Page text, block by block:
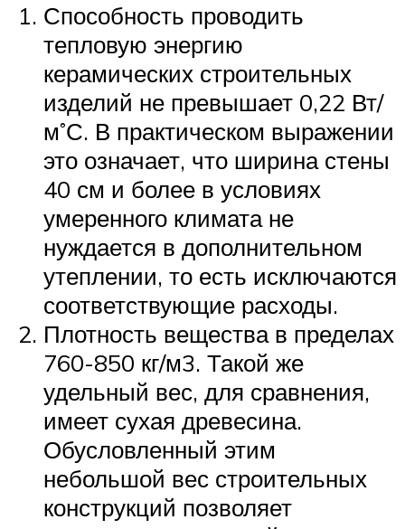
Способность проводить
тепловую энергию
керамических строительных
изделий не превышает 0,22 Вт/
м˚С. В практическом выражении
это означает, что ширина стены
40 см и более в условиях
умеренного климата не
нуждается в дополнительном
утеплении, то есть исключаются
соответствующие расходы.
Плотность вещества в пределах
760-850 кг/м3. Такой же
удельный вес, для сравнения,
имеет сухая древесина.
Обусловленный этим
небольшой вес строительных
конструкций позволяет